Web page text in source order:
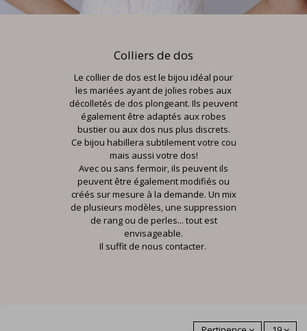
Colliers de dos
Le collier de dos est le bijou idéal pour
les mariées ayant de jolies robes aux
décolletés de dos plongeant. Ils peuvent
également être adaptés aux robes
bustier ou aux dos nus plus discrets.
Ce bijou habillera subtilement votre cou
mais aussi votre dos!
Avec ou sans fermoir, ils peuvent ils
peuvent être également modifiés ou
créés sur mesure à la demande. Un mix
de plusieurs modèles, une suppression
de rang ou de perles... tout est
envisageable.
Il suffit de nous contacter.